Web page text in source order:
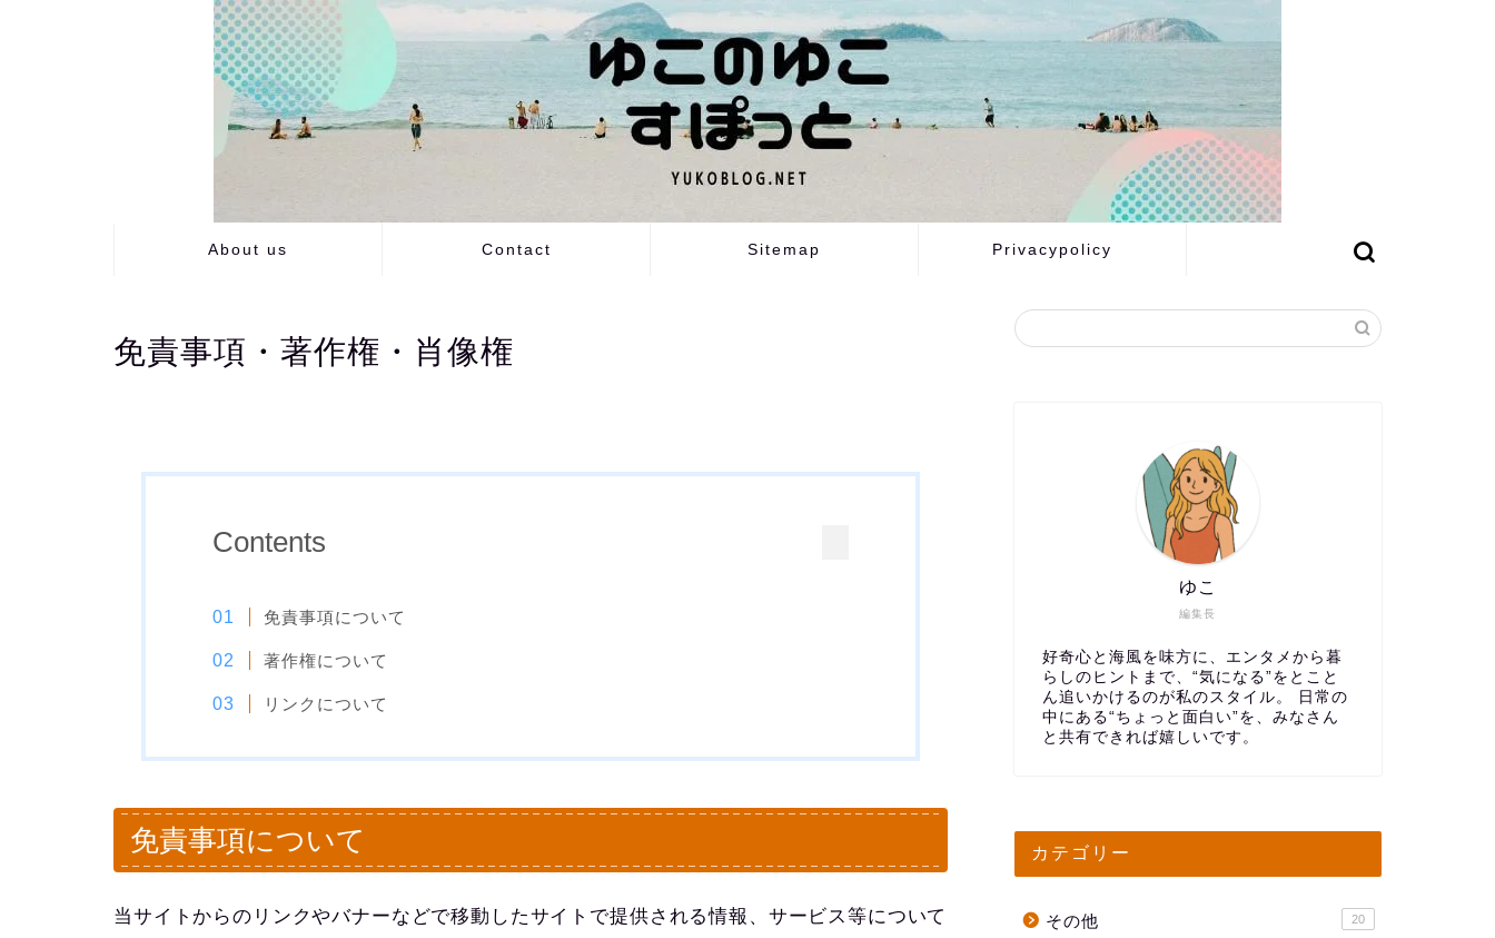
About us Contact Sitemap Privacypolicy
免責事項・著作権・肖像権
Contents
免責事項について
著作権について
リンクについて
免責事項について
当サイトからのリンクやバナーなどで移動したサイトで提供される情報、サービス等について
編集長
ゆこ
好奇心と海風を味方に、エンタメから暮
らしのヒントまで、“気になる”をとこと
ん追いかけるのが私のスタイル。 日常の
中にある“ちょっと面白い”を、みなさん
と共有できれば嬉しいです。
カテゴリー
その他 20